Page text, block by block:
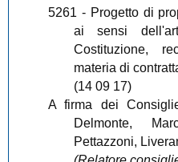
5261 - Progetto di
ai sensi
Costituzione,
materia di
(14 09 17)
A firma dei
Delmonte,
Pettazzoni,